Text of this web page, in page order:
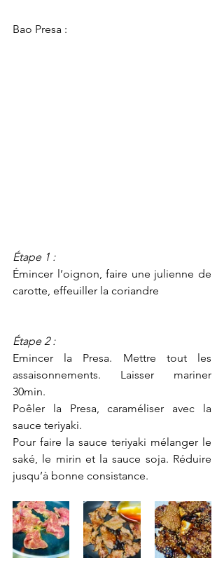
Bao Presa :
Étape 1 :
Émincer l’oignon, faire une julienne de
carotte, effeuiller la coriandre
Étape 2 :
Emincer la Presa. Mettre tout les
assaisonnements. Laisser mariner
30min.
Poêler la Presa, caraméliser avec la
sauce teriyaki.
Pour faire la sauce teriyaki mélanger le
saké, le mirin et la sauce soja. Réduire
jusqu’à bonne consistance.